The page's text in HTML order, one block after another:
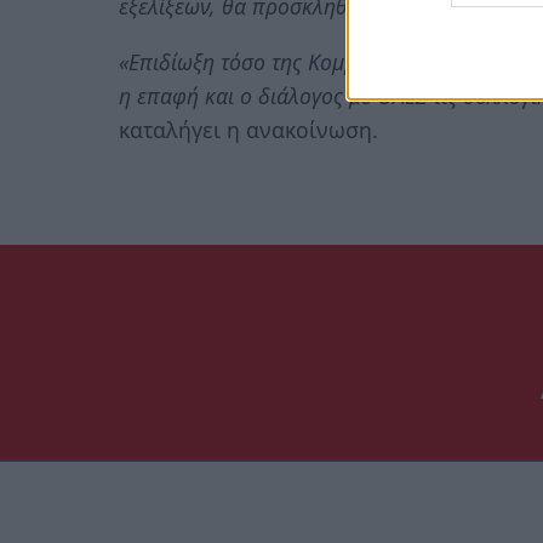
εξελίξεων, θα προσκληθούν από τον
«Επιδίωξη τόσο της Κομματικής Οργάνωσης
η επαφή και ο διάλογος με ΟΛΕΣ τις
καταλήγει η ανακοίνωση.